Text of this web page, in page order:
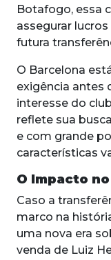
Botafogo, essa
assegurar
futura
O Barcelona
exigência antes
interesse do
reflete sua
e com grande
características
O Impacto
Caso a
marco na
uma nova era
venda de Luiz